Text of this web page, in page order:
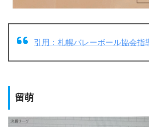
引用：札幌バレーボール協会指
留萌